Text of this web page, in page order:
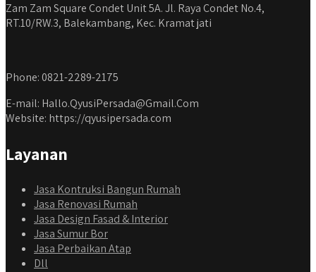
Zam Zam Square Condet Unit 5A. Jl. Raya Condet No.4,
RT.10/RW.3, Balekambang, Kec. Kramat jati
Phone: 0821-2289-2175
E-mail: Hallo.QyusiPersada@Gmail.Com
Website: https://qyusipersada.com
Layanan
Jasa Kontruksi Bangun Rumah
Jasa Renovasi Rumah
Jasa Design Fasad & Interior
Jasa Sumur Bor
Jasa Perbaikan Atap
Dll